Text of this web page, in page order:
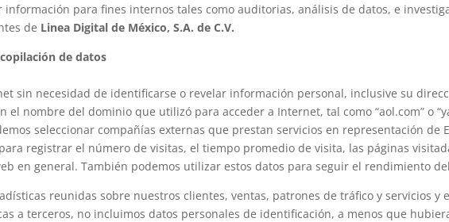
para fines internos tales como auditorias, análisis de datos, e
de Linea Digital de México, S.A. de C.V.
de datos
sin necesidad de identificarse o revelar información personal, inclusive su
el nombre del dominio que utilizó para acceder a Internet, tal como “aol.com” o
seleccionar compañías externas que prestan servicios en representación de
registrar el número de visitas, el tiempo promedio de visita, las páginas
en general. También podemos utilizar estos datos para seguir el rendimiento
reunidas sobre nuestros clientes, ventas, patrones de tráfico y servicios y
a terceros, no incluimos datos personales de identificación, a menos que